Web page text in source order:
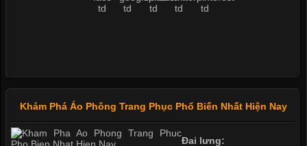
Khám Phá Áo Phông Trang Phục Phổ Biến Nhất Hiện Nay
Đai lưng: